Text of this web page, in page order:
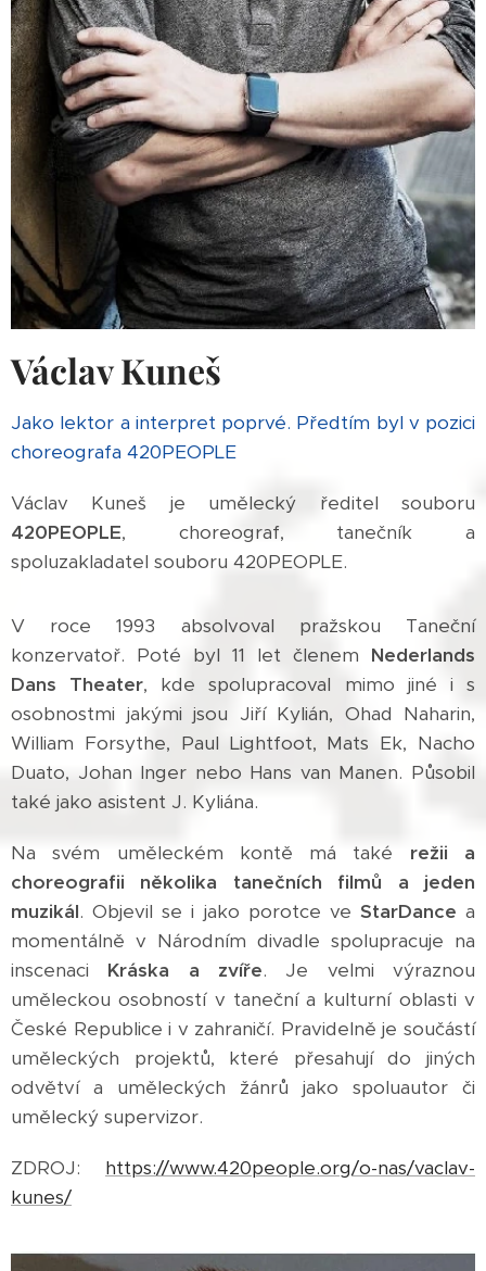
Václav Kuneš
Jako lektor a interpret poprvé. Předtím byl v pozici
choreografa 420PEOPLE
Václav Kuneš je umělecký ředitel souboru
420PEOPLE, choreograf, tanečník a
spoluzakladatel souboru 420PEOPLE.
V roce 1993 absolvoval pražskou Taneční
konzervatoř. Poté byl 11 let členem Nederlands
Dans Theater, kde spolupracoval mimo jiné i s
osobnostmi jakými jsou Jiří Kylián, Ohad Naharin,
William Forsythe, Paul Lightfoot, Mats Ek, Nacho
Duato, Johan Inger nebo Hans van Manen. Působil
také jako asistent J. Kyliána.
Na svém uměleckém kontě má také režii a
choreografii několika tanečních filmů a jeden
muzikál. Objevil se i jako porotce ve StarDance a
momentálně v Národním divadle spolupracuje na
inscenaci Kráska a zvíře. Je velmi výraznou
uměleckou osobností v taneční a kulturní oblasti v
České Republice i v zahraničí. Pravidelně je součástí
uměleckých projektů, které přesahují do jiných
odvětví a uměleckých žánrů jako spoluautor či
umělecký supervizor.
ZDROJ: https://www.420people.org/o-nas/vaclav-
kunes/